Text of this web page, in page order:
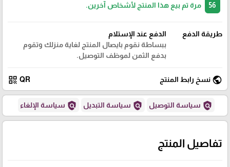
مرة تم بيع هذا المنتج لأشخاص آخرين.
طريقة الدفع
الدفع عند الإستلام
ببساطة نقوم بايصال المنتج لغاية منزلك وتقوم
بدفع الثمن لموظف التوصيل.
public نسخ رابط المنتج QR
qr_code
policy سياسة التوصيل policy سياسة التبديل policy سياسة الإلغاء
تفاصيل المنتج